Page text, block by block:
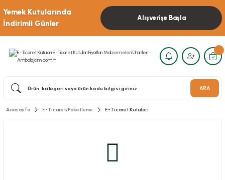
Yemek Kutularında
İndirimli Günler
Alışverişe Başla
ARA
Anasayfa E-Ticaret/Paketleme E-Ticaret Kutuları